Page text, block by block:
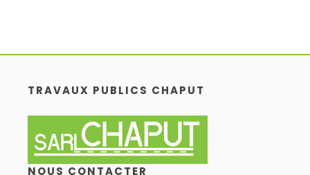
TRAVAUX PUBLICS CHAPUT
NOUS CONTACTER